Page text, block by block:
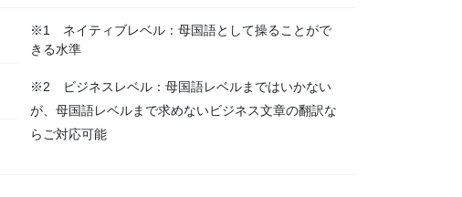
※1 ネイティブレベル：母国語として操ることがで
きる水準
※2 ビジネスレベル：母国語レベルまではいかない
が、母国語レベルまで求めないビジネス文章の翻訳な
らご対応可能